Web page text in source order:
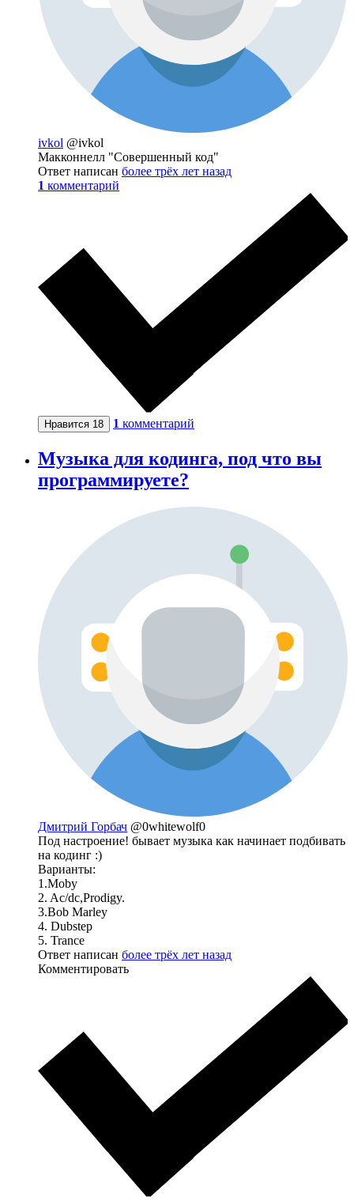
ivkol @ivkol
Макконнелл "Совершенный код"
Ответ написан более трёх лет назад
1 комментарий
Нравится 18 1 комментарий
Музыка для кодинга, под что вы
программируете?
Дмитрий Горбач @0whitewolf0
Под настроение! бывает музыка как начинает подбивать
на кодинг :)
Варианты:
1.Moby
2. Ac/dc,Prodigy.
3.Bob Marley
4. Dubstep
5. Trance
Ответ написан более трёх лет назад
Комментировать